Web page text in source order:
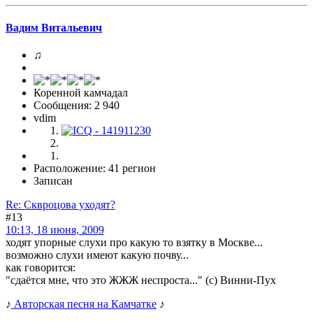
Вадим Витальевич
♫
Коренной камчадал
Сообщения: 2 940
vdim
Расположение: 41 регион
Записан
Re: Сквроцова уходят?
#13
10:13, 18 июня, 2009
ходят упорные слухи про какую то взятку в Москве...
возможно слухи имеют какую почву...
как говорится:
"сдаётся мне, что это ЖЖЖ неспроста..." (с) Винни-Пух
♪ Авторская песня на Камчатке ♪